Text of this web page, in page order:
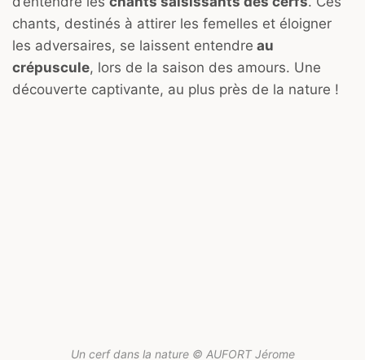
chants, destinés à attirer les femelles et éloigner
les adversaires, se laissent entendre au
crépuscule, lors de la saison des amours. Une
découverte captivante, au plus près de la nature !
Un cerf dans la nature © AUFORT Jérome